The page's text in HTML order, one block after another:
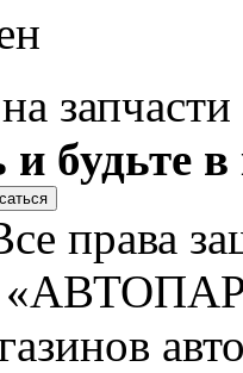
запчасти
будьте в
права